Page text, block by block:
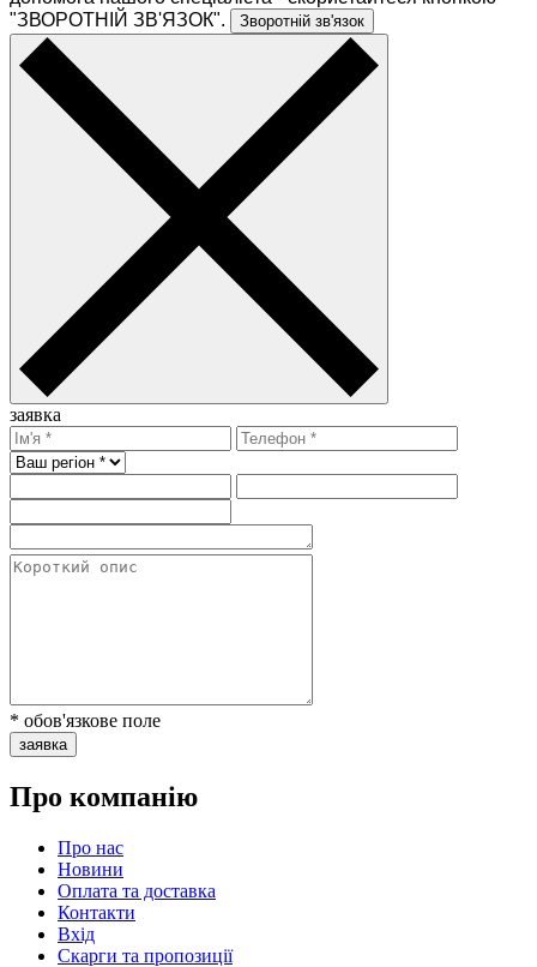
"ЗВОРОТНІЙ ЗВ'ЯЗОК".
Зворотній зв'язок
заявка
* обов'язкове поле
заявка
Про компанію
Про нас
Новини
Оплата та доставка
Контакти
Вхiд
Скарги та пропозиції